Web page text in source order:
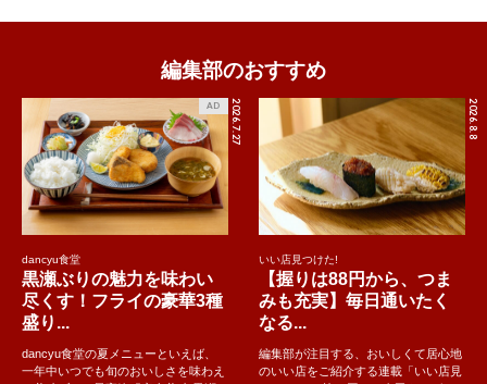
編集部のおすすめ
2026.7.27
AD
dancyu食堂
黒瀬ぶりの魅力を味わい
尽くす！フライの豪華3種
盛り...
dancyu食堂の夏メニューといえば、
一年中いつでも旬のおいしさを味わえ
2026.8.8
いい店見つけた!
【握りは88円から、つま
みも充実】毎日通いたく
なる...
編集部が注目する、おいしくて居心地
のいい店をご紹介する連載「いい店見